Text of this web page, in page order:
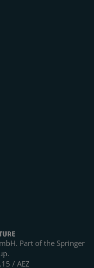
Part of the Springer
/ AEZ